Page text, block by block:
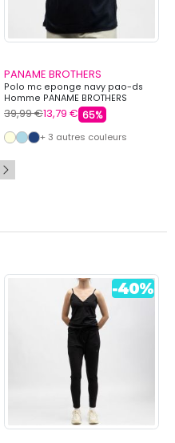
PANAME BROTHERS
Polo mc eponge navy pao-ds
Homme PANAME BROTHERS
39,99 €13,79 € 65%
+ 3 autres couleurs